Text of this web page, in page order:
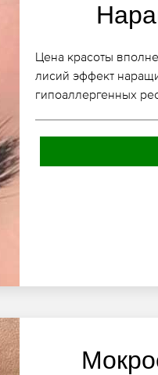
Цена красоты
лисий эффект
гипоаллергенных